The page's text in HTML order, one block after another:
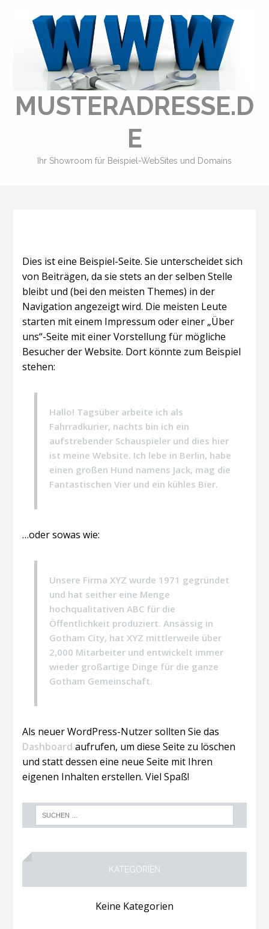
MUSTERADRESSE.D
E
Ihr Showroom für Beispiel-WebSites und Domains
Dies ist eine Beispiel-Seite. Sie unterscheidet sich
von Beiträgen, da sie stets an der selben Stelle
bleibt und (bei den meisten Themes) in der
Navigation angezeigt wird. Die meisten Leute
starten mit einem Impressum oder einer „Über
uns“-Seite mit einer Vorstellung für mögliche
Besucher der Website. Dort könnte zum Beispiel
stehen:
Hallo! Tagsüber arbeite ich als
Fahrradkurier, nachts bin ich ein
aufstrebender Schauspieler und dies hier
ist meine Website. Ich lebe in Berlin, habe
einen großen Hund namens Jack, mag die
Fantastischen Vier und ein kühles Bier.
…oder sowas wie:
Unsere Firma XYZ wurde 1971 gegründet
und hat seither eine Menge
hochqualitativen ABC für die
Öffentlichkeit produziert. Ansässig in
Gotham City, hat XYZ mittlerweile über
2,000 Mitarbeiter und entwickelt immer
wieder großartige Dinge für die ganze
Gotham Gemeinschaft.
Als neuer WordPress-Nutzer sollten Sie das
Dashboard aufrufen, um diese Seite zu löschen
und statt dessen eine neue Seite mit Ihren
eigenen Inhalten erstellen. Viel Spaß!
KATEGORIEN
Keine Kategorien